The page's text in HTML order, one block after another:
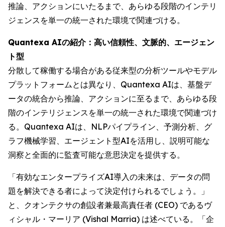
推論、アクションにいたるまで、あらゆる段階のインテリ
ジェンスを単一の統一された環境で関連づける。
Quantexa AIの紹介：高い信頼性、文脈的、エージェン
ト型
分散して稼働する場合がある従来型の分析ツールやモデル
プラットフォームとは異なり、Quantexa AIは、基盤デ
ータの統合から推論、アクションに至るまで、あらゆる段
階のインテリジェンスを単一の統一された環境で関連づけ
る。Quantexa AIは、NLPパイプライン、予測分析、グ
ラフ機械学習、エージェント型AIを活用し、説明可能な
洞察と全面的に監査可能な意思決定を提供する。
「有効なエンタープライズAI導入の未来は、データの問
題を解決できる者によって決定付けられるでしょう。」
と、クオンテクサの創設者兼最高責任者 (CEO) であるヴ
ィシャル・マーリア (Vishal Marria) は述べている。「企